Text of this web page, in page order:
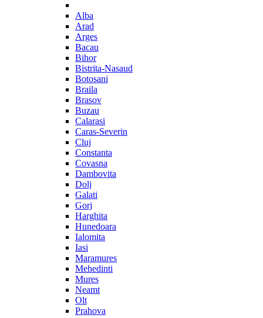
Alba
Arad
Arges
Bacau
Bihor
Bistrita-Nasaud
Botosani
Braila
Brasov
Buzau
Calarasi
Caras-Severin
Cluj
Constanta
Covasna
Dambovita
Dolj
Galati
Gorj
Harghita
Hunedoara
Ialomita
Iasi
Maramures
Mehedinti
Mures
Neamt
Olt
Prahova